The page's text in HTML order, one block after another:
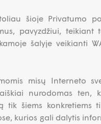
šioje Privatumo
pavyzdžiui, teikiant
šalyje veikianti
misų Interneto
nurodomas ten,
šiems konkretiems
kurios gali dalytis